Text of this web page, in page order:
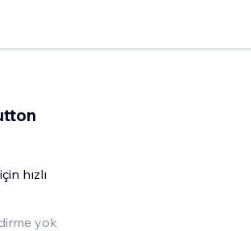
hızlı
yok